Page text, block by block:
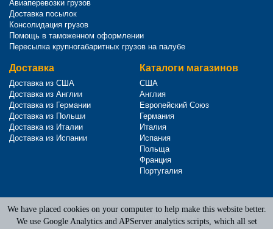
Авиаперевозки грузов
Доставка посылок
Консолидация грузов
Помощь в таможенном оформлении
Пересылка крупногабаритных грузов на палубе
Доставка
Доставка из США
Доставка из Англии
Доставка из Германии
Доставка из Польши
Доставка из Италии
Доставка из Испании
Каталоги магазинов
США
Англия
Европейский Союз
Германия
Италия
Испания
Польща
Франция
Португалия
Terms of Service
Privacy Policy
We have placed cookies on your computer to help make this website better.
We use Google Analytics and APServer analytics scripts, which all set